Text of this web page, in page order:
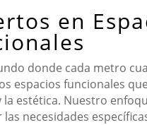
en
donde cada metro
espacios funcionales
la estética. Nuestro
necesidades